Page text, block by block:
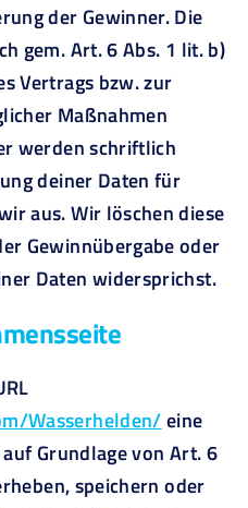
der Gewinner. Die
gem. Art. 6 Abs. 1 lit. b)
Vertrags bzw. zur
Maßnahmen
werden schriftlich
deiner Daten für
aus. Wir löschen diese
Gewinnübergabe oder
Daten widersprichst.
Wasserhelden/eine
Grundlage von Art. 6
speichern oder